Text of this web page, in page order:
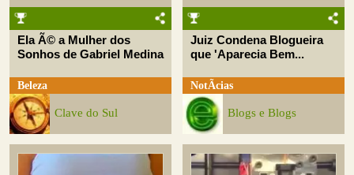
Ela Ã© a Mulher dos
Sonhos de Gabriel Medina
Beleza
Clave do Sul
Juiz Condena Blogueira
que 'Aparecia Bem...
NotÃ­cias
Blogs e Blogs